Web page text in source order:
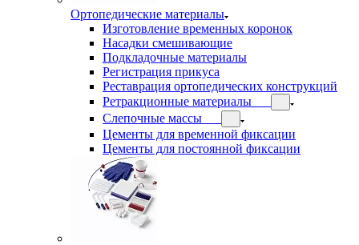
Ортопедические материалы
Изготовление временных коронок
Насадки смешивающие
Подкладочные материалы
Регистрация прикуса
Реставрация ортопедических конструкций
Ретракционные материалы
Слепочные массы
Цементы для временной фиксации
Цементы для постоянной фиксации